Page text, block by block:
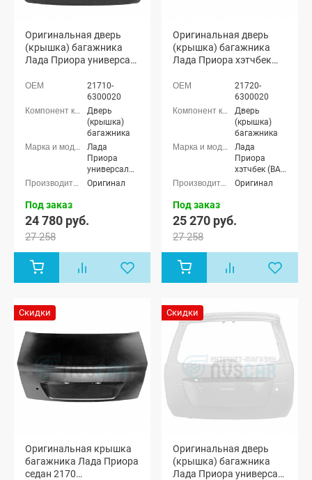
Оригинальная дверь
(крышка) багажника
Лада Приора универсал
21710-
6300020
Дверь
(крышка)
багажника
Лада
Приора
универсал
(ВАЗ 2171)
Оригинал
Под заказ
24 780 руб.
27 258
Оригинальная дверь
(крышка) багажника
Лада Приора хэтчбек
21720-
6300020
Дверь
(крышка)
багажника
Лада
Приора
хэтчбек (ВАЗ
2172), Лада
Оригинал
Под заказ
25 270 руб.
27 258
Скидки
Оригинальная крышка
багажника Лада Приора
седан 2170
Скидки
Оригинальная дверь
(крышка) багажника
Лада Приора универсал